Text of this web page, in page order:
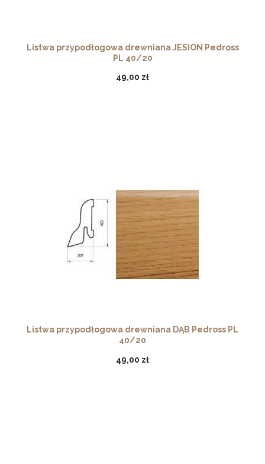
Listwa przypodłogowa drewniana JESION Pedross
PL 40/20
49,00 zł
Listwa przypodłogowa drewniana DĄB Pedross PL
40/20
49,00 zł